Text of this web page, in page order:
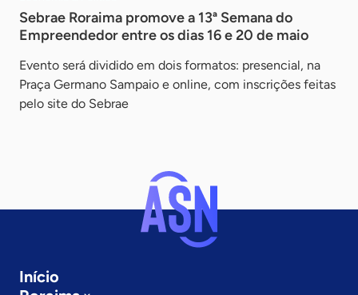
Sebrae Roraima promove a 13ª Semana do
Empreendedor entre os dias 16 e 20 de maio
Evento será dividido em dois formatos: presencial, na
Praça Germano Sampaio e online, com inscrições feitas
pelo site do Sebrae
Início